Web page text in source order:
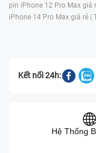
pin iPhone 12 Pro Max giá
iPhone 14 Pro Max giá rẻ |
Kết nối 24h:
Hệ Thống